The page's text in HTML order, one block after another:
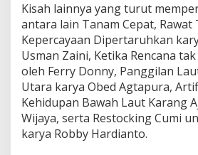
Kisah lainnya yang turut
antara lain Tanam Cepat, Rawat
Kepercayaan Dipertaruhkan
Usman Zaini, Ketika Rencana
oleh Ferry Donny, Panggilan
Utara karya Obed Agtapura,
Kehidupan Bawah Laut Karang
Wijaya, serta Restocking Cumi
karya Robby Hardianto.